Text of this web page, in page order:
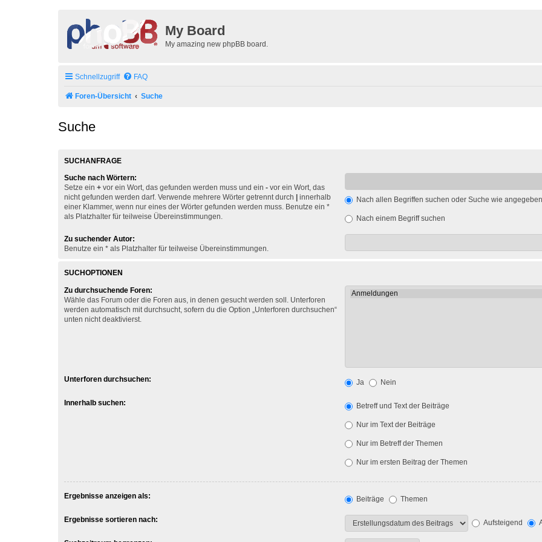
My Board
My amazing new phpBB board.
Schnellzugriff FAQ
Foren-Übersicht Suche
Suche
SUCHANFRAGE
Suche nach Wörtern:
Setze ein + vor ein Wort, das gefunden werden muss und ein - vor ein Wort, das
nicht gefunden werden darf. Verwende mehrere Wörter getrennt durch
innerhalb
einer Klammer, wenn nur eines der Wörter gefunden werden muss. Benutze ein *
als Platzhalter für teilweise Übereinstimmungen.
Nach allen Begriffen suchen oder Suche wie
Nach einem Begriff suchen
Zu suchender Autor:
Benutze ein * als Platzhalter für teilweise Übereinstimmungen.
SUCHOPTIONEN
Zu durchsuchende Foren:
Wähle das Forum oder die Foren aus, in denen gesucht werden soll. Unterforen
werden automatisch mit durchsucht, sofern du die Option „Unterforen durchsuchen“
unten nicht deaktivierst.
Unterforen durchsuchen: Ja Nein
Innerhalb suchen: Betreff und Text der Beiträge
Nur im Text der Beiträge
Nur im Betreff der Themen
Nur im ersten Beitrag der Themen
Ergebnisse anzeigen als: Beiträge Themen
Ergebnisse sortieren nach: Aufsteigend